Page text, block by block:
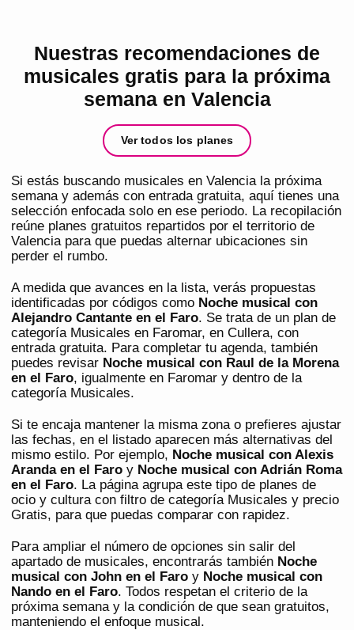
Nuestras recomendaciones de
musicales gratis para la próxima
semana en Valencia
Ver todos los planes
Si estás buscando musicales en Valencia la próxima
semana y además con entrada gratuita, aquí tienes una
selección enfocada solo en ese periodo. La recopilación
reúne planes gratuitos repartidos por el territorio de
Valencia para que puedas alternar ubicaciones sin
perder el rumbo.
A medida que avances en la lista, verás propuestas
identificadas por códigos como Noche musical con
Alejandro Cantante en el Faro. Se trata de un plan de
categoría Musicales en Faromar, en Cullera, con
entrada gratuita. Para completar tu agenda, también
puedes revisar Noche musical con Raul de la Morena
en el Faro, igualmente en Faromar y dentro de la
categoría Musicales.
Si te encaja mantener la misma zona o prefieres ajustar
las fechas, en el listado aparecen más alternativas del
mismo estilo. Por ejemplo, Noche musical con Alexis
Aranda en el Faro y Noche musical con Adrián Roma
en el Faro. La página agrupa este tipo de planes de
ocio y cultura con filtro de categoría Musicales y precio
Gratis, para que puedas comparar con rapidez.
Para ampliar el número de opciones sin salir del
apartado de musicales, encontrarás también Noche
musical con John en el Faro y Noche musical con
Nando en el Faro. Todos respetan el criterio de la
próxima semana y la condición de que sean gratuitos,
manteniendo el enfoque musical.